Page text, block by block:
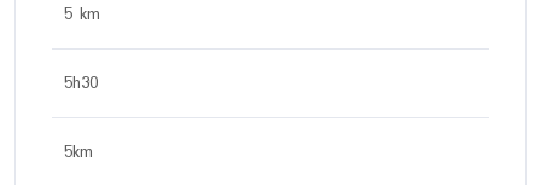
5 km
5h30
5km